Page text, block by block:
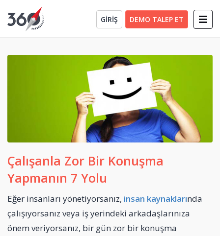
GİRİŞ DEMO TALEP ET
Çalışanla Zor Bir Konuşma
Yapmanın 7 Yolu
Eğer insanları yönetiyorsanız, insan kaynaklarında
çalışıyorsanız veya iş yerindeki arkadaşlarınıza
önem veriyorsanız, bir gün zor bir konuşma